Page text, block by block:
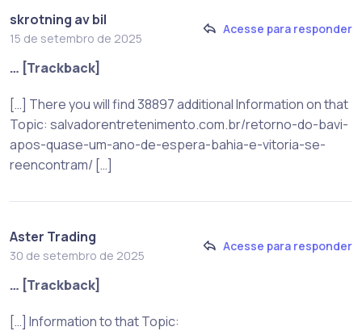
skrotning av bil
15 de setembro de 2025
Acesse para responder
… [Trackback]
[…] There you will find 38897 additional Information on that
Topic: salvadorentretenimento.com.br/retorno-do-bavi-
apos-quase-um-ano-de-espera-bahia-e-vitoria-se-
reencontram/ […]
Aster Trading
30 de setembro de 2025
Acesse para responder
… [Trackback]
[…] Information to that Topic: